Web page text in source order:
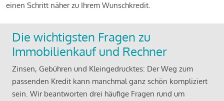
einen Schritt näher zu Ihrem Wunschkredit.
Die wichtigsten Fragen zu
Immobilienkauf und Rechner
Zinsen, Gebühren und Kleingedrucktes: Der Weg zum
passenden Kredit kann manchmal ganz schön kompliziert
sein. Wir beantworten drei häufige Fragen rund um